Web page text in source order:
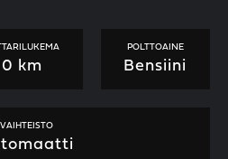
0 km
POLTTOAINE
Bensiini
VAIHTEISTO